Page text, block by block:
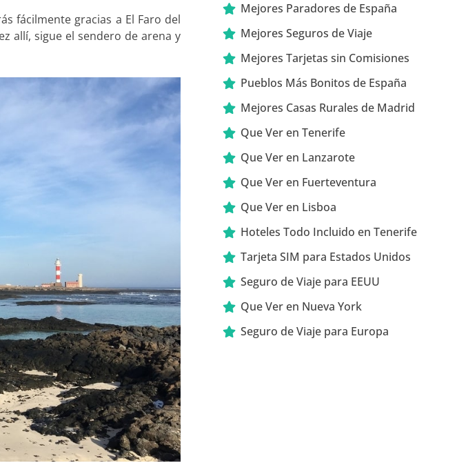
fácilmente gracias a El Faro del
allí, sigue el sendero de arena y
Mejores Paradores de España
Mejores Seguros de Viaje
Mejores Tarjetas sin Comisiones
Pueblos Más Bonitos de España
Mejores Casas Rurales de Madrid
Que Ver en Tenerife
Que Ver en Lanzarote
Que Ver en Fuerteventura
Que Ver en Lisboa
Hoteles Todo Incluido en Tenerife
Tarjeta SIM para Estados Unidos
Seguro de Viaje para EEUU
Que Ver en Nueva York
Seguro de Viaje para Europa